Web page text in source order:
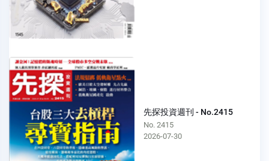
先探投資週刊 - No.2415
No. 2415
2026-07-30